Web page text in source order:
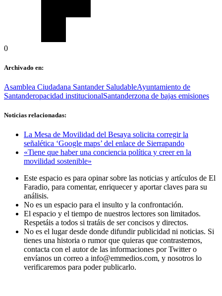
0
Archivado en:
Asamblea Ciudadana Santander SaludableAyuntamiento de
Santanderopacidad institucionalSantanderzona de bajas emisiones
Noticias relacionadas:
La Mesa de Movilidad del Besaya solicita corregir la
señalética ‘Google maps’ del enlace de Sierrapando
«Tiene que haber una conciencia política y creer en la
movilidad sostenible»
Este espacio es para opinar sobre las noticias y artículos de El
Faradio, para comentar, enriquecer y aportar claves para su
análisis.
No es un espacio para el insulto y la confrontación.
El espacio y el tiempo de nuestros lectores son limitados.
Respetáis a todos si tratáis de ser concisos y directos.
No es el lugar desde donde difundir publicidad ni noticias. Si
tienes una historia o rumor que quieras que contrastemos,
contacta con el autor de las informaciones por Twitter o
envíanos un correo a info@emmedios.com, y nosotros lo
verificaremos para poder publicarlo.